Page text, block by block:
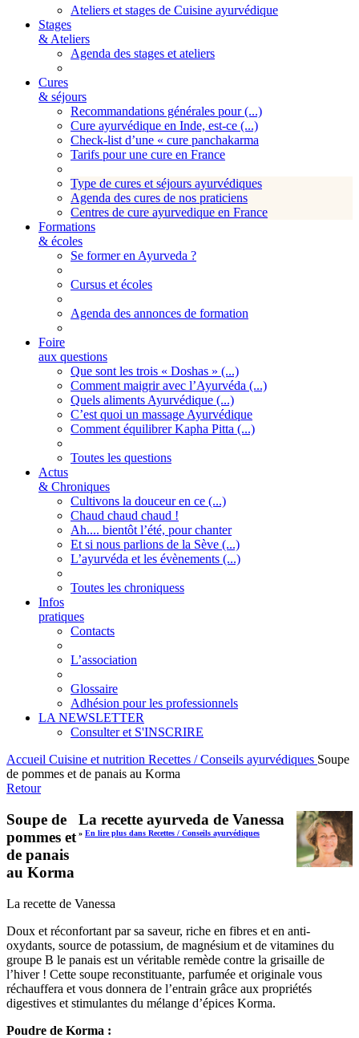
Ateliers et stages de Cuisine ayurvédique
Stages
& Ateliers
Agenda des stages et ateliers
Cures
& séjours
Recommandations générales pour (...)
Cure ayurvédique en Inde, est-ce (...)
Check-list d’une « cure panchakarma
Tarifs pour une cure en France
Type de cures et séjours ayurvédiques
Agenda des cures de nos praticiens
Centres de cure ayurvedique en France
Formations
& écoles
Se former en Ayurveda ?
Cursus et écoles
Agenda des annonces de formation
Foire
aux questions
Que sont les trois « Doshas » (...)
Comment maigrir avec l’Ayurvéda (...)
Quels aliments Ayurvédique (...)
C’est quoi un massage Ayurvédique
Comment équilibrer Kapha Pitta (...)
Toutes les questions
Actus
& Chroniques
Cultivons la douceur en ce (...)
Chaud chaud chaud !
Ah.... bientôt l’été, pour chanter
Et si nous parlions de la Sève (...)
L’ayurvéda et les évènements (...)
Toutes les chroniquess
Infos
pratiques
Contacts
L’association
Glossaire
Adhésion pour les professionnels
LA NEWSLETTER
Consulter et S'INSCRIRE
Accueil Cuisine et nutrition Recettes / Conseils ayurvédiques Soupe
de pommes et de panais au Korma
Retour
La recette ayurveda de Vanessa
» En lire plus dans Recettes / Conseils ayurvédiques
Soupe de
pommes et
de panais
au Korma
La recette de Vanessa
Doux et réconfortant par sa saveur, riche en fibres et en anti-
oxydants, source de potassium, de magnésium et de vitamines du
groupe B le panais est un véritable remède contre la grisaille de
l’hiver ! Cette soupe reconstituante, parfumée et originale vous
réchauffera et vous donnera de l’entrain grâce aux propriétés
digestives et stimulantes du mélange d’épices Korma.
Poudre de Korma :